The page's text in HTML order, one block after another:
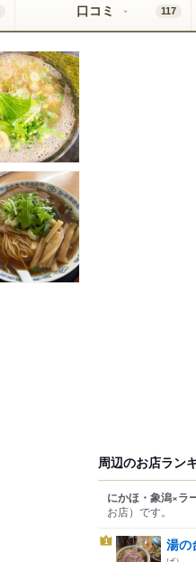
口コミ 117
周辺のお店ラン
にかほ・象潟×ラ
お店） です。
1 湯の